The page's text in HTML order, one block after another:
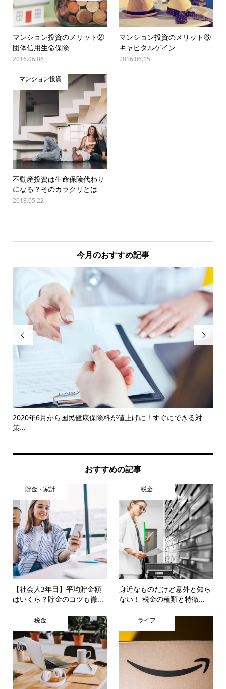
マンション投資のメリット②
団体信用生命保険
2016.06.06
マンション投資のメリット⑥
キャピタルゲイン
2016.06.15
マンション投資
不動産投資は生命保険代わり
になる？そのカラクリとは
2018.05.22
今月のおすすめ記事

2020年6月から国民健康保険料が値上げに！すぐにできる対
策...

おすすめの記事
貯金・家計
【社会人3年目】平均貯金額
はいくら？貯金のコツも徹...
税金
身近なものだけど意外と知ら
ない！ 税金の種類と特徴...
税金 ライフ